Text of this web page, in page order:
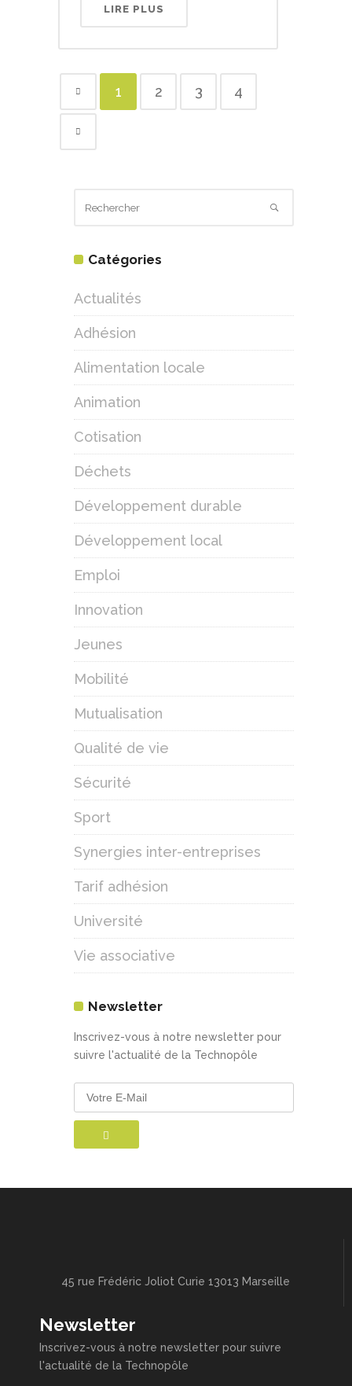
LIRE PLUS
1 2 3 4
Catégories
Actualités
Adhésion
Alimentation locale
Animation
Cotisation
Déchets
Développement durable
Développement local
Emploi
Innovation
Jeunes
Mobilité
Mutualisation
Qualité de vie
Sécurité
Sport
Synergies inter-entreprises
Tarif adhésion
Université
Vie associative
Newsletter
Inscrivez-vous à notre newsletter pour
suivre l'actualité de la Technopôle
45 rue Frédéric Joliot Curie 13013 Marseille
Newsletter
Inscrivez-vous à notre newsletter pour suivre
l'actualité de la Technopôle